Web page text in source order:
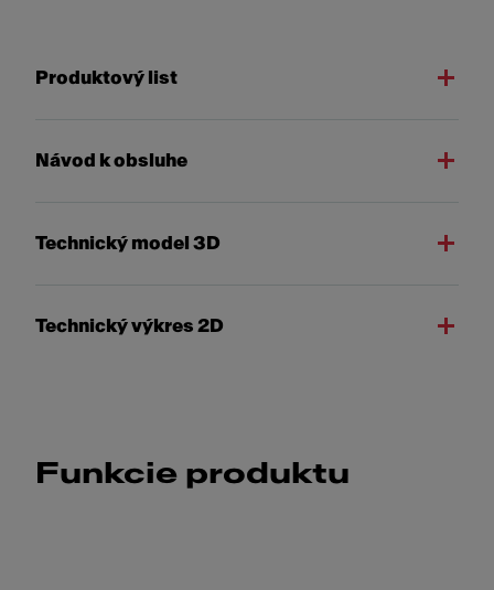
Produktový list
Návod k obsluhe
Technický model 3D
Technický výkres 2D
Funkcie produktu